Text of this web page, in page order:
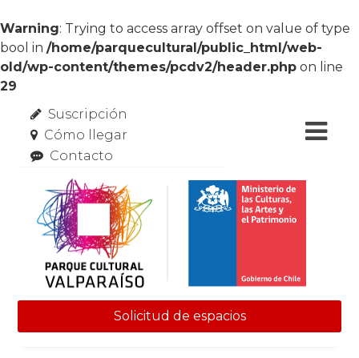
Warning: Trying to access array offset on value of type
bool in /home/parquecultural/public_html/web-
old/wp-content/themes/pcdv2/header.php on line
29
Suscripción
Cómo llegar
Contacto
Solicitud de espacios